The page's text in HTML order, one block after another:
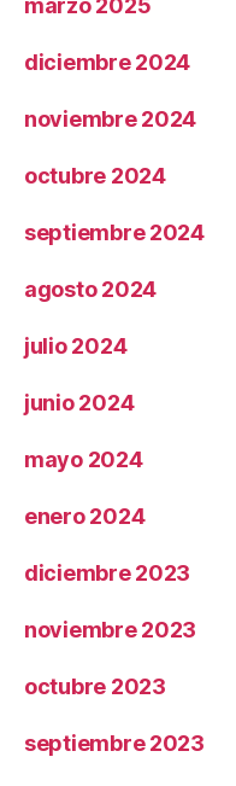
marzo 2025
diciembre 2024
noviembre 2024
octubre 2024
septiembre 2024
agosto 2024
julio 2024
junio 2024
mayo 2024
enero 2024
diciembre 2023
noviembre 2023
octubre 2023
septiembre 2023